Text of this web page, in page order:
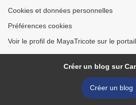
Cookies et données personnelles
Préférences cookies
Voir le profil de MayaTricote sur le
Créer un blog sur
Créer un blog